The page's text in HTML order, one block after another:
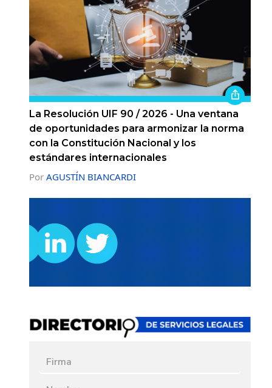
La Resolución UIF 90 / 2026 - Una ventana
de oportunidades para armonizar la norma
con la Constitución Nacional y los
estándares internacionales
Por AGUSTÍN BIANCARDI